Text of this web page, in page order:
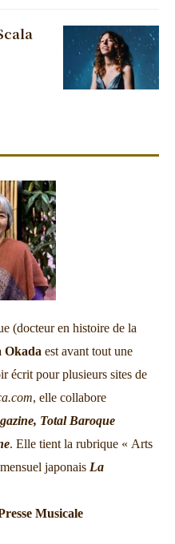
(docteur en histoire de la
Okada est avant tout une
écrit pour plusieurs sites de
, elle collabore
Total Baroque
. Elle tient la rubrique « Arts
japonais La
Musicale